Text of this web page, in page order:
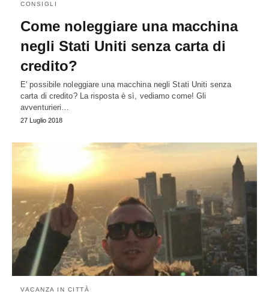
CONSIGLI
Come noleggiare una macchina
negli Stati Uniti senza carta di
credito?
E' possibile noleggiare una macchina negli Stati Uniti senza
carta di credito? La risposta è sì, vediamo come! Gli
avventurieri…
27 Luglio 2018
VACANZA IN CITTÀ